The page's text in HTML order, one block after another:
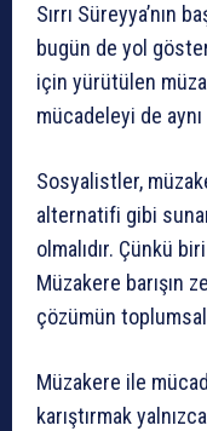
Sırrı Süreyya’nın
bugün de yol
için yürütülen
mücadeleyi de
Sosyalistler,
alternatifi gibi
olmalıdır. Çünkü
Müzakere barışın
çözümün
Müzakere ile
karıştırmak